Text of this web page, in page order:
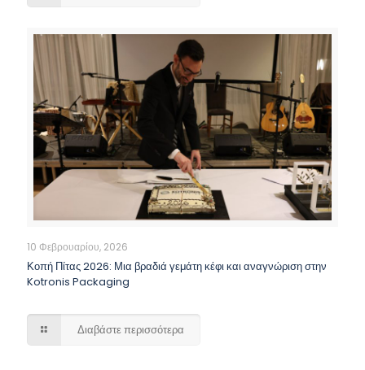
10 Φεβρουαρίου, 2026
Κοπή Πίτας 2026: Μια βραδιά γεμάτη κέφι και αναγνώριση στην
Kotronis Packaging
Διαβάστε περισσότερα